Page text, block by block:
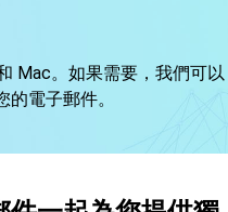
Mac。如果需要，我們可以
電子郵件。